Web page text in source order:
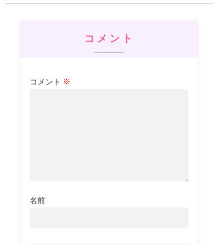
コメント
コメント ※
名前